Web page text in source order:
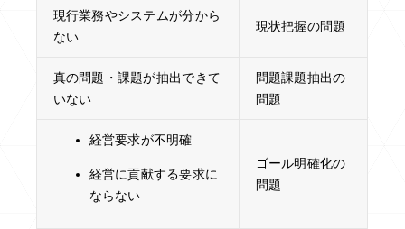
現行業務やシステムが分から
ない
現状把握の問題
真の問題・課題が抽出できて
いない
問題課題抽出の
問題
経営要求が不明確
経営に貢献する要求に
ならない
ゴール明確化の
問題